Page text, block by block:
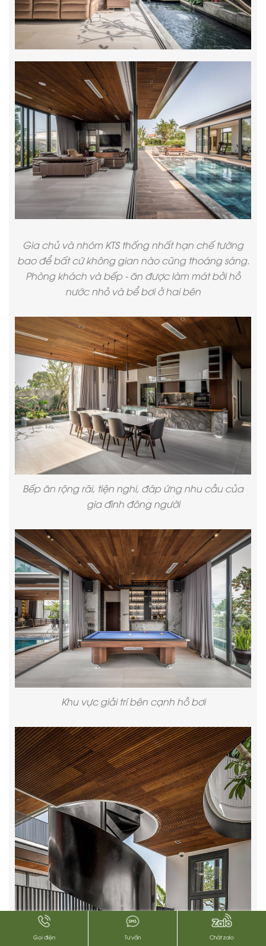
Gia chủ và nhóm KTS thống nhất hạn chế tường
bao để bất cứ không gian nào cũng thoáng sáng.
Phòng khách và bếp - ăn được làm mát bởi hồ
nước nhỏ và bể bơi ở hai bên
Bếp ăn rộng rãi, tiện nghi, đáp ứng nhu cầu của
gia đình đông người
Khu vực giải trí bên cạnh hồ bơi
Gọi điện Tư vấn Chát zalo